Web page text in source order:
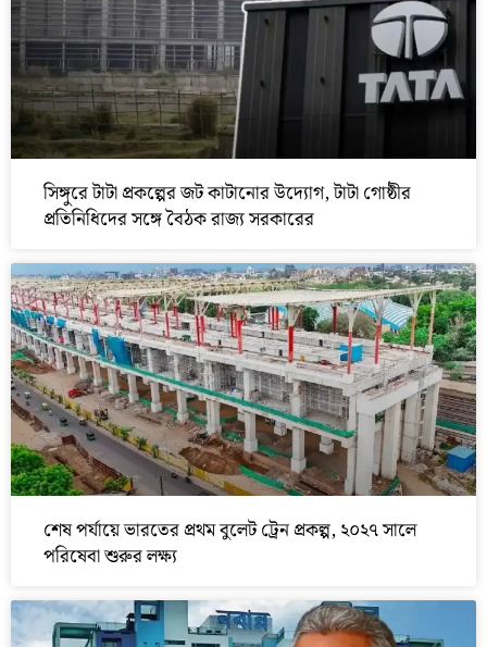
সিঙ্গুরে টাটা প্রকল্পের জট কাটানোর উদ্যোগ, টাটা গোষ্ঠীর
প্রতিনিধিদের সঙ্গে বৈঠক রাজ্য সরকারের
শেষ পর্যায়ে ভারতের প্রথম বুলেট ট্রেন প্রকল্প, ২০২৭ সালে
পরিষেবা শুরুর লক্ষ্য